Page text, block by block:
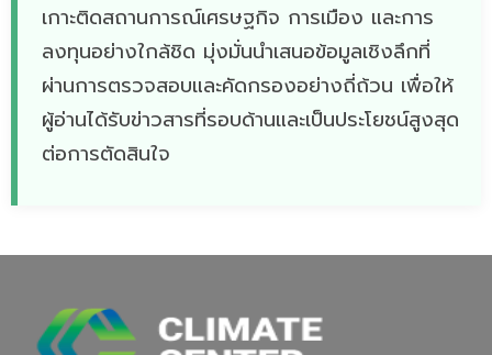
เกาะติดสถานการณ์เศรษฐกิจ การเมือง และการ
ลงทุนอย่างใกล้ชิด มุ่งมั่นนำเสนอข้อมูลเชิงลึกที่
ผ่านการตรวจสอบและคัดกรองอย่างถี่ถ้วน เพื่อให้
ผู้อ่านได้รับข่าวสารที่รอบด้านและเป็นประโยชน์สูงสุด
ต่อการตัดสินใจ